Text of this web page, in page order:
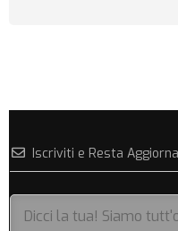
Iscriviti e Resta